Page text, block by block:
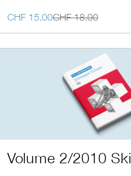
CHF18.00
Le
était :
CHF 15.00
Le
est :
produit
Volume 2/2010 Ski
Ce
produit